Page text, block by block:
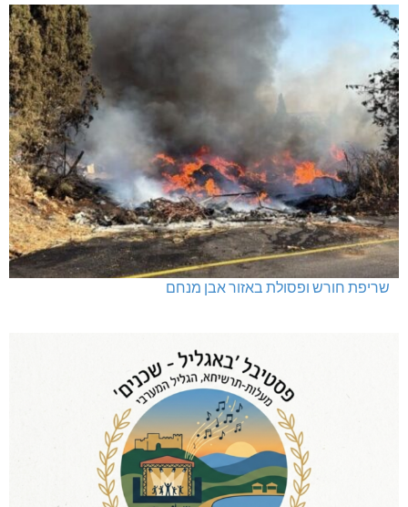
שריפת חורש ופסולת באזור אבן מנחם